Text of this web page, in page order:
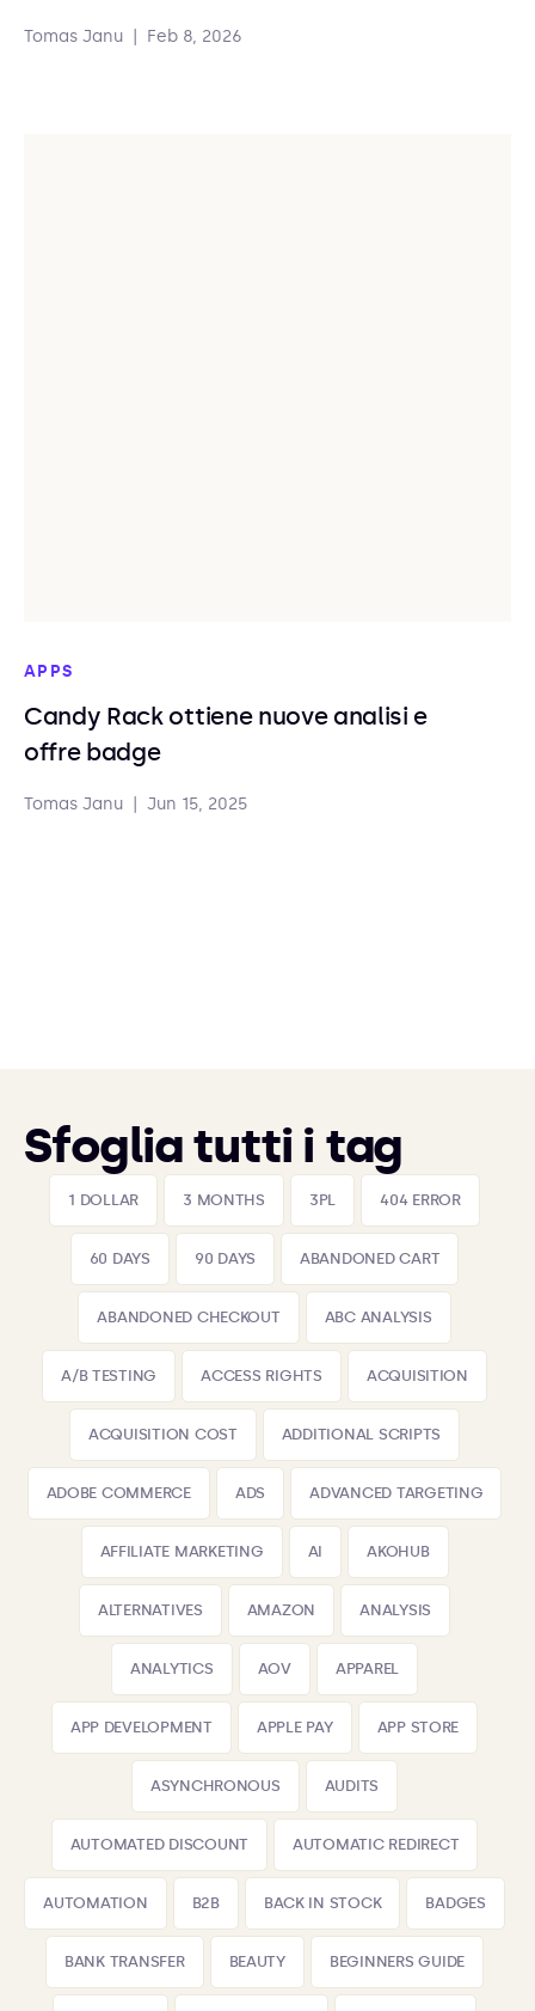
Tomas Janu Feb 8, 2026
APPS
Candy Rack ottiene nuove analisi e
offre badge
Tomas Janu Jun 15, 2025
Sfoglia tutti i tag
1 DOLLAR 3 MONTHS 3PL 404 ERROR
60 DAYS 90 DAYS ABANDONED CART
ABANDONED CHECKOUT ABC ANALYSIS
A/B TESTING ACCESS RIGHTS ACQUISITION
ACQUISITION COST ADDITIONAL SCRIPTS
ADOBE COMMERCE ADS ADVANCED TARGETING
AFFILIATE MARKETING AI AKOHUB
ALTERNATIVES AMAZON ANALYSIS
ANALYTICS AOV APPAREL
APP DEVELOPMENT APPLE PAY APP STORE
ASYNCHRONOUS AUDITS
AUTOMATED DISCOUNT AUTOMATIC REDIRECT
AUTOMATION B2B BACK IN STOCK BADGES
BANK TRANSFER BEAUTY BEGINNERS GUIDE